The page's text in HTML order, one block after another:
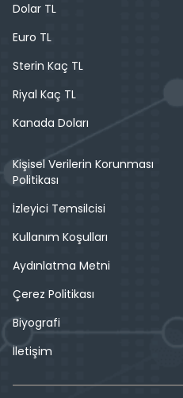
Dolar TL
Euro TL
Sterin Kaç TL
Riyal Kaç TL
Kanada Doları
Kişisel Verilerin Korunması
Politikası
İzleyici Temsilcisi
Kullanım Koşulları
Aydınlatma Metni
Çerez Politikası
Biyografi
İletişim